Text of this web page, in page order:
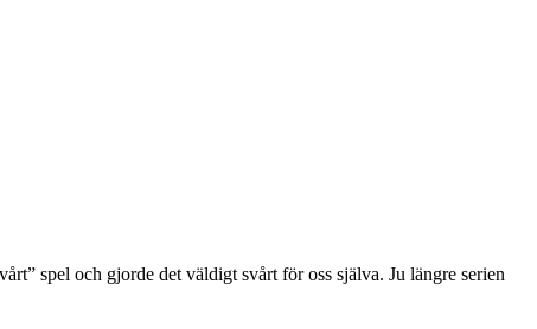
spel och gjorde det väldigt svårt för oss själva. Ju längre serien